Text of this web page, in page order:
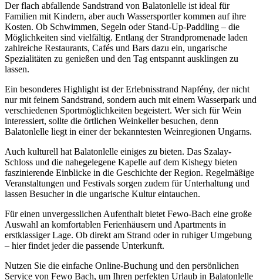
Der flach abfallende Sandstrand von Balatonlelle ist ideal für
Familien mit Kindern, aber auch Wassersportler kommen auf ihre
Kosten. Ob Schwimmen, Segeln oder Stand-Up-Paddling – die
Möglichkeiten sind vielfältig. Entlang der Strandpromenade laden
zahlreiche Restaurants, Cafés und Bars dazu ein, ungarische
Spezialitäten zu genießen und den Tag entspannt ausklingen zu
lassen.
Ein besonderes Highlight ist der Erlebnisstrand Napfény, der nicht
nur mit feinem Sandstrand, sondern auch mit einem Wasserpark und
verschiedenen Sportmöglichkeiten begeistert. Wer sich für Wein
interessiert, sollte die örtlichen Weinkeller besuchen, denn
Balatonlelle liegt in einer der bekanntesten Weinregionen Ungarns.
Auch kulturell hat Balatonlelle einiges zu bieten. Das Szalay-
Schloss und die nahegelegene Kapelle auf dem Kishegy bieten
faszinierende Einblicke in die Geschichte der Region. Regelmäßige
Veranstaltungen und Festivals sorgen zudem für Unterhaltung und
lassen Besucher in die ungarische Kultur eintauchen.
Für einen unvergesslichen Aufenthalt bietet Fewo-Bach eine große
Auswahl an komfortablen Ferienhäusern und Apartments in
erstklassiger Lage. Ob direkt am Strand oder in ruhiger Umgebung
– hier findet jeder die passende Unterkunft.
Nutzen Sie die einfache Online-Buchung und den persönlichen
Service von Fewo Bach, um Ihren perfekten Urlaub in Balatonlelle